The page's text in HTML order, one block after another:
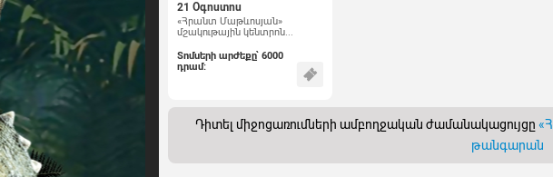
21 Օգոստոս
«Հրանտ Մաթևոսյան»
մշակութային կենտրոն...
Տոմսերի արժեքը՝ 6000
դրամ:
Դիտել միջոցառումների ամբողջական ժամանակացույցը
թանգարան